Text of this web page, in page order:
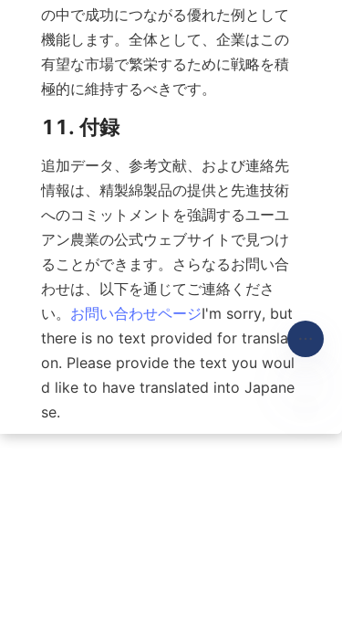
の中で成功につながる優れた例として
機能します。全体として、企業はこの
有望な市場で繁栄するために戦略を積
極的に維持するべきです。
11. 付録
追加データ、参考文献、および連絡先
情報は、精製綿製品の提供と先進技術
へのコミットメントを強調するユーユ
アン農業の公式ウェブサイトで見つけ
ることができます。さらなるお問い合
わせは、以下を通じてご連絡くださ
い。 お問い合わせページI'm sorry, but
there is no text provided for translati
on. Please provide the text you woul
d like to have translated into Japane
se.
JP